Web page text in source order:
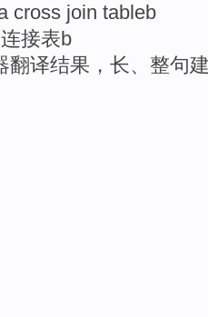
cross join tableb
接表b
翻译结果，长、整句